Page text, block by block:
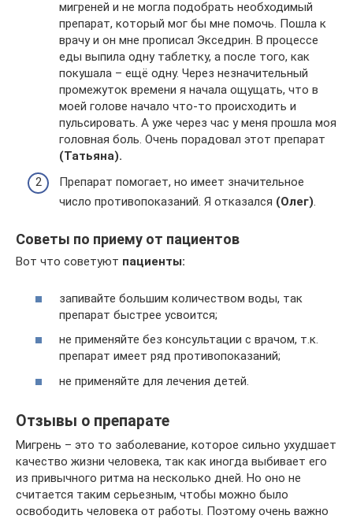
мигреней и не могла подобрать необходимый
препарат, который мог бы мне помочь. Пошла к
врачу и он мне прописал Экседрин. В процессе
еды выпила одну таблетку, а после того, как
покушала – ещё одну. Через незначительный
промежуток времени я начала ощущать, что в
моей голове начало что-то происходить и
пульсировать. А уже через час у меня прошла моя
головная боль. Очень порадовал этот препарат
(Татьяна).
Препарат помогает, но имеет значительное
число противопоказаний. Я отказался (Олег).
Советы по приему от пациентов
Вот что советуют пациенты:
запивайте большим количеством воды, так
препарат быстрее усвоится;
не применяйте без консультации с врачом, т.к.
препарат имеет ряд противопоказаний;
не применяйте для лечения детей.
Отзывы о препарате
Мигрень – это то заболевание, которое сильно ухудшает
качество жизни человека, так как иногда выбивает его
из привычного ритма на несколько дней. Но оно не
считается таким серьезным, чтобы можно было
освободить человека от работы. Поэтому очень важно